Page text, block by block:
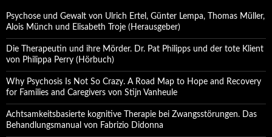
Psychose und Gewalt von Ulrich Ertel, Günter Lempa, Thomas Müller,
Alois Münch und Elisabeth Troje (Herausgeber)
Die Therapeutin und ihre Mörder. Dr. Pat Philipps und der tote Klient
von Philippa Perry (Hörbuch)
Why Psychosis Is Not So Crazy. A Road Map to Hope and Recovery
for Families and Caregivers von Stijn Vanheule
Achtsamkeitsbasierte kognitive Therapie bei Zwangsstörungen. Das
Behandlungsmanual von Fabrizio Didonna